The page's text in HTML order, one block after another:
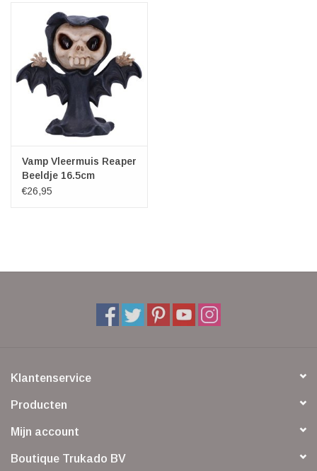
Vamp Vleermuis Reaper
Beeldje 16.5cm
€26,95
Klantenservice
Producten
Mijn account
Boutique Trukado BV